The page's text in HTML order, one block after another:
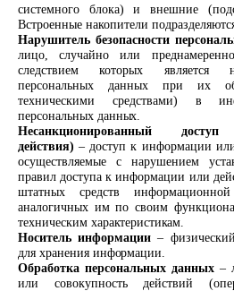
системного блока) и внешние
Встроенные накопители
Нарушитель безопасности
лицо, случайно или
следствием которых является
персональных данных при их
техническими средствами) в
персональных данных.
Несанкционированный доступ
действия)– доступ к информации
осуществляемые с нарушением
правил доступа к информации или
штатных средств
аналогичных им по своим
техническимхарактеристикам.
Носитель информации–
для хранения информации.
Обработка персональных данных–
или совокупность действий